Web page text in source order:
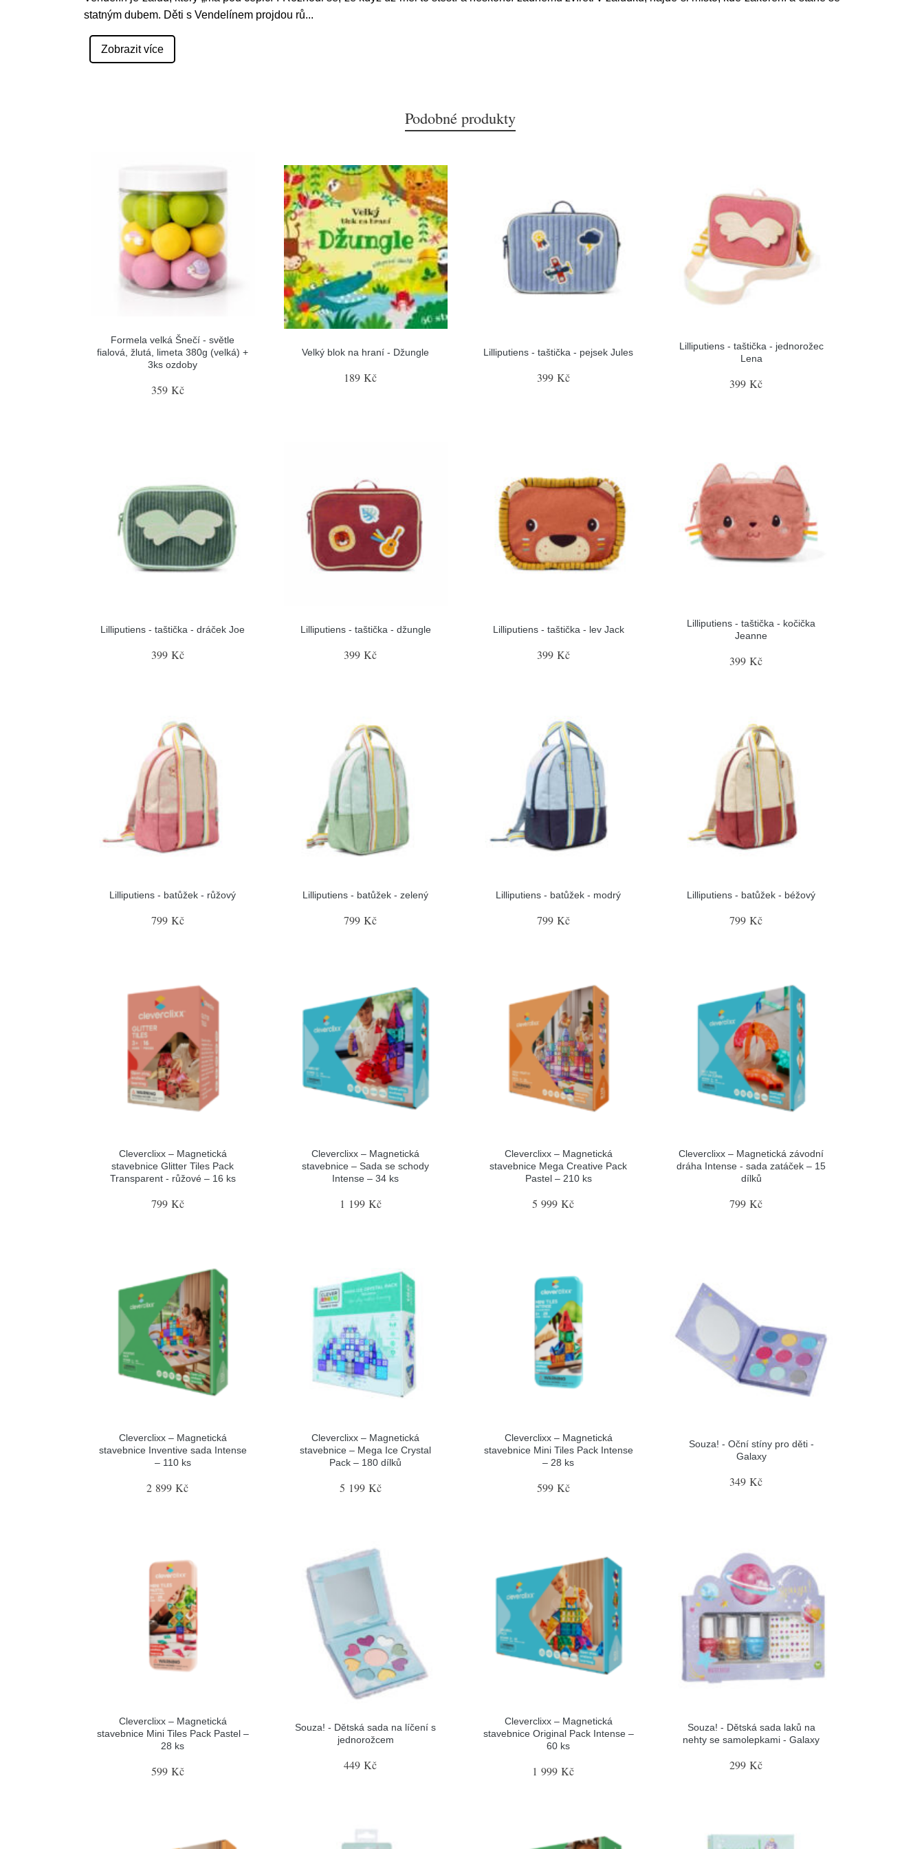
statným dubem. Děti s Vendelínem projdou rů...
Zobrazit více
Podobné produkty
Formela velká Šnečí - světle
fialová, žlutá, limeta 380g (velká) +
3ks ozdoby
359 Kč
Velký blok na hraní - Džungle
189 Kč
Lilliputiens - taštička - pejsek Jules
399 Kč
Lilliputiens - taštička - jednorožec
Lena
399 Kč
Lilliputiens - taštička - dráček Joe
399 Kč
Lilliputiens - taštička - džungle
399 Kč
Lilliputiens - taštička - lev Jack
399 Kč
Lilliputiens - taštička - kočička
Jeanne
399 Kč
Lilliputiens - batůžek - růžový
799 Kč
Lilliputiens - batůžek - zelený
799 Kč
Lilliputiens - batůžek - modrý
799 Kč
Lilliputiens - batůžek - béžový
799 Kč
Cleverclixx – Magnetická
stavebnice Glitter Tiles Pack
Transparent - růžové – 16 ks
799 Kč
Cleverclixx – Magnetická
stavebnice – Sada se schody
Intense – 34 ks
1 199 Kč
Cleverclixx – Magnetická
stavebnice Mega Creative Pack
Pastel – 210 ks
5 999 Kč
Cleverclixx – Magnetická závodní
dráha Intense - sada zatáček – 15
dílků
799 Kč
Cleverclixx – Magnetická
stavebnice Inventive sada Intense
– 110 ks
2 899 Kč
Cleverclixx – Magnetická
stavebnice – Mega Ice Crystal
Pack – 180 dílků
5 199 Kč
Cleverclixx – Magnetická
stavebnice Mini Tiles Pack Intense
– 28 ks
599 Kč
Souza! - Oční stíny pro děti -
Galaxy
349 Kč
Cleverclixx – Magnetická
stavebnice Mini Tiles Pack Pastel –
28 ks
599 Kč
Souza! - Dětská sada na líčení s
jednorožcem
449 Kč
Cleverclixx – Magnetická
stavebnice Original Pack Intense –
60 ks
1 999 Kč
Souza! - Dětská sada laků na
nehty se samolepkami - Galaxy
299 Kč